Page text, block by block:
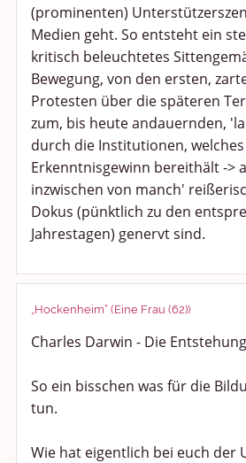
(prominenten)
Medien geht. So entsteht ein
kritisch beleuchtetes
Bewegung, von den ersten,
Protesten über die späteren
zum, bis heute andauernden,
durch die Institutionen,
Erkenntnisgewinn bereithält ->
inzwischen von manch'
Dokus (pünktlich zu den
Jahrestagen) genervt sind.
„Hockenheim“ (Eine Frau (62))
Charles Darwin - Die
So ein bisschen was für die
tun.
Wie hat eigentlich bei euch der